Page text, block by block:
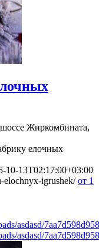
Жиркомбината,
елочных
10-13T02:17:00+03:00
elochnyx-igrushek/ от 1
asdasd/
asdasd/